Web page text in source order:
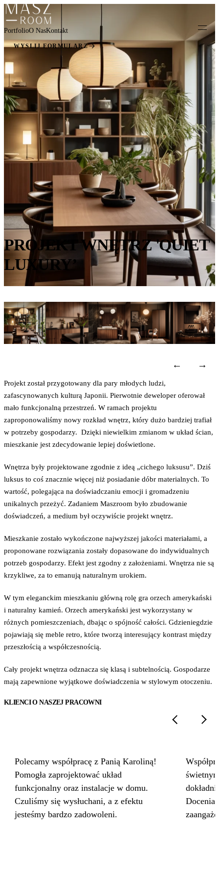
PortfolioO NasKontakt
WYŚLIJ FORMULARZ
PROJEKT WNĘTRZ 'QUIET
LUXURY’
← →
Projekt został przygotowany dla pary młodych ludzi,
zafascynowanych kulturą Japonii. Pierwotnie deweloper oferował
mało funkcjonalną przestrzeń. W ramach projektu
zaproponowaliśmy nowy rozkład wnętrz, który dużo bardziej trafiał
w potrzeby gospodarzy. Dzięki niewielkim zmianom w układ ścian,
mieszkanie jest zdecydowanie lepiej doświetlone.
Wnętrza były projektowane zgodnie z ideą „cichego luksusu”. Dziś
luksus to coś znacznie więcej niż posiadanie dóbr materialnych. To
wartość, polegająca na doświadczaniu emocji i gromadzeniu
unikalnych przeżyć. Zadaniem Maszroom było zbudowanie
doświadczeń, a medium był oczywiście projekt wnętrz.
Mieszkanie zostało wykończone najwyższej jakości materiałami, a
proponowane rozwiązania zostały dopasowane do indywidualnych
potrzeb gospodarzy. Efekt jest zgodny z założeniami. Wnętrza nie są
krzykliwe, za to emanują naturalnym urokiem.
W tym eleganckim mieszkaniu główną rolę gra orzech amerykański
i naturalny kamień. Orzech amerykański jest wykorzystany w
różnych pomieszczeniach, dbając o spójność całości. Gdzieniegdzie
pojawiają się meble retro, które tworzą interesujący kontrast między
przeszłością a współczesnością.
Cały projekt wnętrza odznacza się klasą i subtelnością. Gospodarze
mają zapewnione wyjątkowe doświadczenia w stylowym otoczeniu.
KLIENCI O NASZEJ PRACOWNI
Polecamy współpracę z Panią Karoliną!
Pomogła zaprojektować układ
funkcjonalny oraz instalacje w domu.
Czuliśmy się wysłuchani, a z efektu
jesteśmy bardzo zadowoleni.